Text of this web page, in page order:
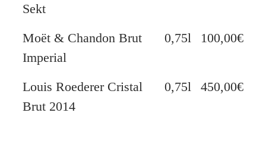
Sekt
Moët & Chandon Brut
Imperial
0,75l 100,00€
Louis Roederer Cristal
Brut 2014
0,75l 450,00€